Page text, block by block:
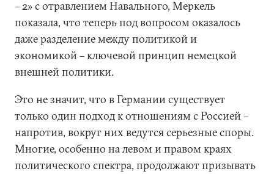
– 2» с отравлением Навального, Меркель
показала, что теперь под вопросом оказалось
даже разделение между политикой и
экономикой – ключевой принцип немецкой
внешней политики.
Это не значит, что в Германии существует
только один подход к отношениям с Россией –
напротив, вокруг них ведутся серьезные споры.
Многие, особенно на левом и правом краях
политического спектра, продолжают призывать